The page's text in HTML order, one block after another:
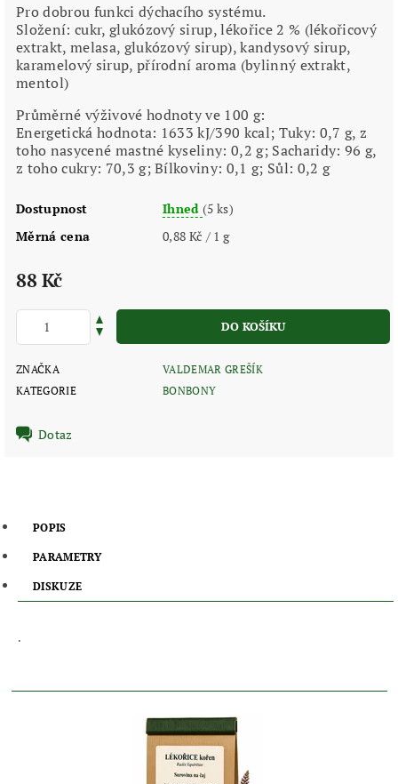
Pro dobrou funkci dýchacího systému.
Složení: cukr, glukózový sirup, lékořice 2 % (lékořicový
extrakt, melasa, glukózový sirup), kandysový sirup,
karamelový sirup, přírodní aroma (bylinný extrakt,
mentol)
Průměrné výživové hodnoty ve 100 g:
Energetická hodnota: 1633 kJ/390 kcal; Tuky: 0,7 g, z
toho nasycené mastné kyseliny: 0,2 g; Sacharidy: 96 g,
z toho cukry: 70,3 g; Bílkoviny: 0,1 g; Sůl: 0,2 g
Dostupnost Ihned(5 ks)
Měrná cena
0,88 Kč / 1 g
88 Kč
ZNAČKA
VALDEMAR GREŠÍK
KATEGORIE
BONBONY
Dotaz
POPIS
PARAMETRY
DISKUZE
.